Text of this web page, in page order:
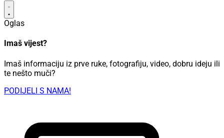
Oglas
Imaš vijest?
Imaš informaciju iz prve ruke, fotografiju, video, dobru ideju ili
te nešto muči?
PODIJELI S NAMA!